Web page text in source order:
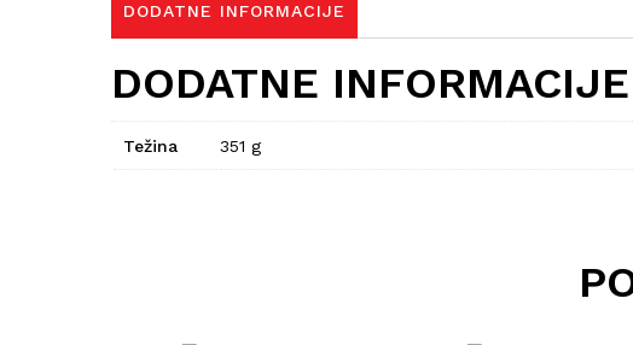
DODATNE INFORMACIJE
DODATNE INFORMACIJE
Težina 351 g